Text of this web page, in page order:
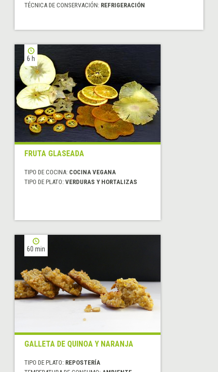
TÉCNICA DE CONSERVACIÓN: REFRIGERACIÓN
6 h
FRUTA GLASEADA
TIPO DE COCINA: COCINA VEGANA
TIPO DE PLATO: VERDURAS Y HORTALIZAS
60 min
GALLETA DE QUINOA Y NARANJA
TIPO DE PLATO: REPOSTERÍA